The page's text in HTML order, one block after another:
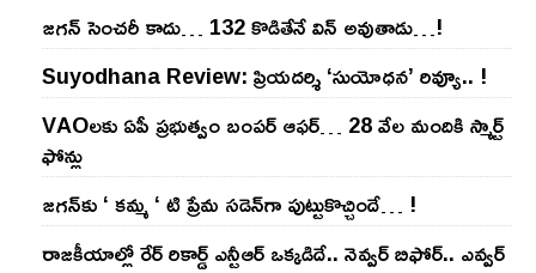
జ‌గ‌న్ సెంచ‌రీ కాదు… 132 కొడితేనే విన్ అవుతాడు…!
Suyodhana Review: ప్రియదర్శి ‘సుయోధన’ రివ్యూ.. !
VAOల‌కు ఏపీ ప్ర‌భుత్వం బంప‌ర్ ఆఫ‌ర్‌… 28 వేల మందికి స్మార్ట్
ఫోన్లు
జ‌గ‌న్‌కు ‘ క‌మ్మ ‘ టి ప్రేమ స‌డెన్‌గా పుట్టుకొచ్చిందే… !
రాజ‌కీయాల్లో రేర్ రికార్డ్ ఎన్టీఆర్ ఒక్క‌డిదే.. నెవ్వ‌ర్ బిఫోర్‌.. ఎవ్వ‌ర్